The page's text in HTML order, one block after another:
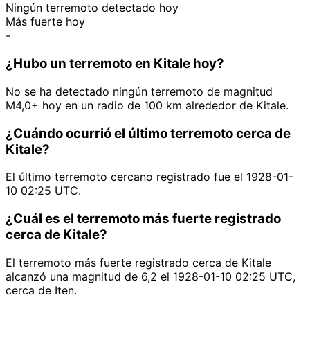
Ningún terremoto detectado hoy
Más fuerte hoy
-
¿Hubo un terremoto en Kitale hoy?
No se ha detectado ningún terremoto de magnitud
M4,0+ hoy en un radio de 100 km alrededor de Kitale.
¿Cuándo ocurrió el último terremoto cerca de
Kitale?
El último terremoto cercano registrado fue el 1928-01-
10 02:25 UTC.
¿Cuál es el terremoto más fuerte registrado
cerca de Kitale?
El terremoto más fuerte registrado cerca de Kitale
alcanzó una magnitud de 6,2 el 1928-01-10 02:25 UTC,
cerca de Iten.